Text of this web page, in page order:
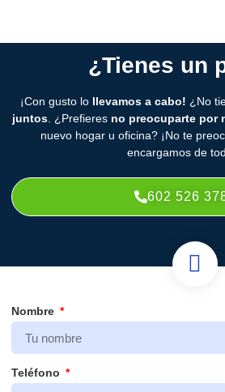
¿Tienes un
¡Con gusto lo llevamos a cabo! ¿No
juntos . ¿Prefieres no preocuparte por
nuevo hogar u oficina? ¡No te
encargamos de
602 526
Nombre
Teléfono